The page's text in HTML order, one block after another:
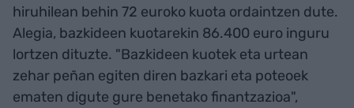
hiruhilean behin 72 euroko kuota ordaintzen dute.
Alegia, bazkideen kuotarekin 86.400 euro inguru
lortzen dituzte. "Bazkideen kuotek eta urtean
zehar peñan egiten diren bazkari eta poteoek
ematen digute gure benetako finantzazioa",